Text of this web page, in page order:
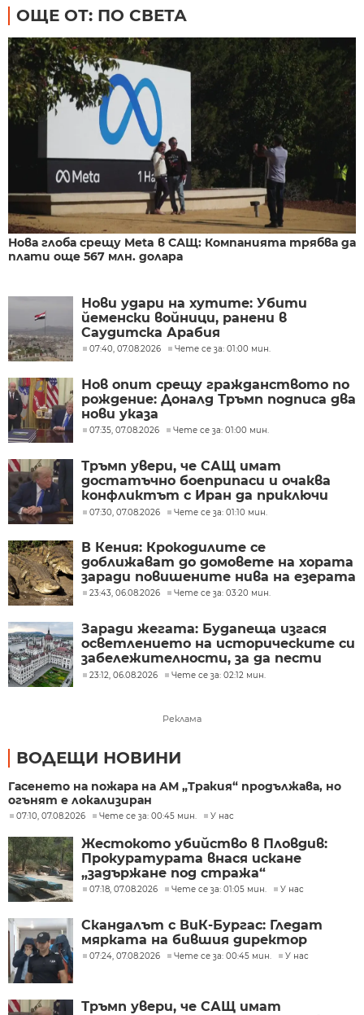
ОЩЕ ОТ: ПО СВЕТА
Нова глоба срещу Meta в САЩ: Компанията трябва да
плати още 567 млн. долара
Нови удари на хутите: Убити
йеменски войници, ранени в
Саудитска Арабия
07:40, 07.08.2026 Чете се за: 01:00 мин.
Нов опит срещу гражданството по
рождение: Доналд Тръмп подписа два
нови указа
07:35, 07.08.2026 Чете се за: 01:00 мин.
Тръмп увери, че САЩ имат
достатъчно боеприпаси и очаква
конфликтът с Иран да приключи
скоро
07:30, 07.08.2026 Чете се за: 01:10 мин.
В Кения: Крокодилите се
доближават до домовете на хората
заради повишените нива на езерата
23:43, 06.08.2026 Чете се за: 03:20 мин.
Заради жегата: Будапеща изгася
осветлението на историческите си
забележителности, за да пести
енергия
23:12, 06.08.2026 Чете се за: 02:12 мин.
Реклама
ВОДЕЩИ НОВИНИ
Гасенето на пожара на АМ „Тракия“ продължава, но
огънят е локализиран
07:10, 07.08.2026 Чете се за: 00:45 мин. У нас
Жестокото убийство в Пловдив:
Прокуратурата внася искане
„задържане под стража“
07:18, 07.08.2026 Чете се за: 01:05 мин. У нас
Скандалът с ВиК-Бургас: Гледат
мярката на бившия директор
07:24, 07.08.2026 Чете се за: 00:45 мин. У нас
Тръмп увери, че САЩ имат